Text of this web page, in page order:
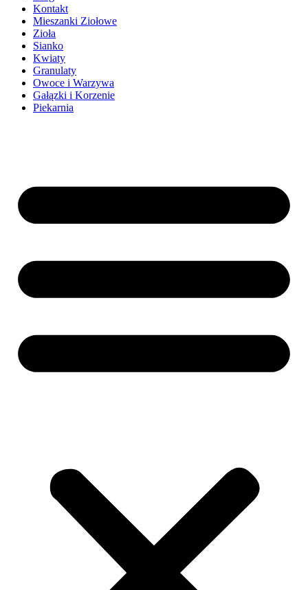
Kontakt
Mieszanki Ziołowe
Zioła
Sianko
Kwiaty
Granulaty
Owoce i Warzywa
Gałązki i Korzenie
Piekarnia